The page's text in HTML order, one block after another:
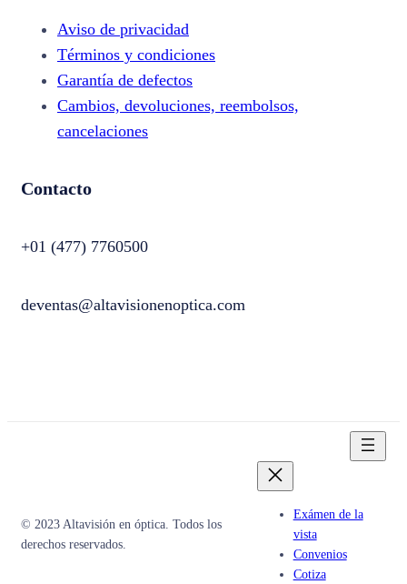
Aviso de privacidad
Términos y condiciones
Garantía de defectos
Cambios, devoluciones, reembolsos,
cancelaciones
Contacto
+01 (477) 7760500
deventas@altavisionenoptica.com
© 2023 Altavisión en óptica. Todos los
derechos reservados.
Exámen de la
vista
Convenios
Cotiza